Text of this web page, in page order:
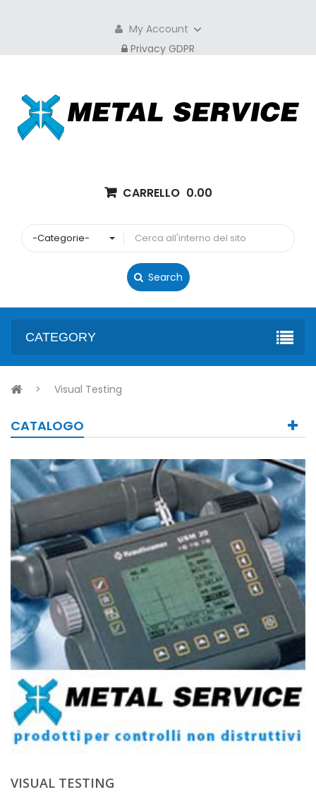
My Account
Privacy GDPR
CARRELLO 0.00
-Categorie-
Search
CATEGORY
> Visual Testing
CATALOGO
VISUAL TESTING